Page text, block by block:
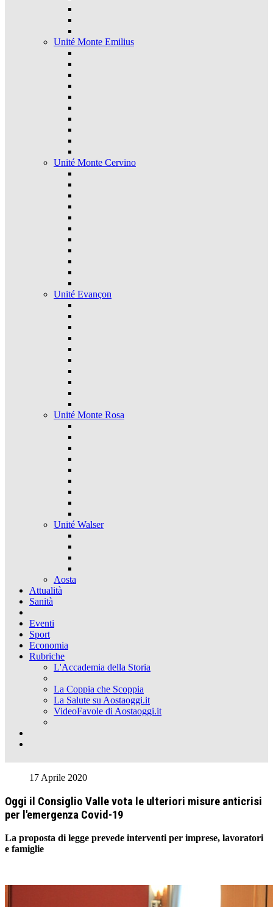
Unité Monte Emilius
Unité Monte Cervino
Unité Evançon
Unité Monte Rosa
Unité Walser
Aosta
Attualità
Sanità
Eventi
Sport
Economia
Rubriche
L'Accademia della Storia
La Coppia che Scoppia
La Salute su Aostaoggi.it
VideoFavole di Aostaoggi.it
17 Aprile 2020
Oggi il Consiglio Valle vota le ulteriori misure anticrisi
per l'emergenza Covid-19
La proposta di legge prevede interventi per imprese, lavoratori
e famiglie